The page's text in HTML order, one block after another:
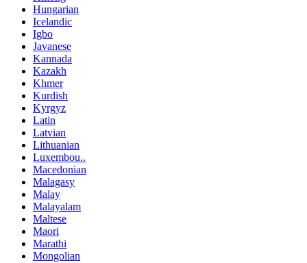
Hungarian
Icelandic
Igbo
Javanese
Kannada
Kazakh
Khmer
Kurdish
Kyrgyz
Latin
Latvian
Lithuanian
Luxembou..
Macedonian
Malagasy
Malay
Malayalam
Maltese
Maori
Marathi
Mongolian